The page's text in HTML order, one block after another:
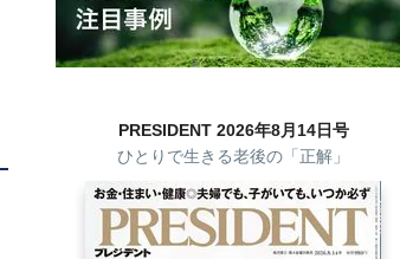
PRESIDENT 2026年8月14日号
ひとりで生きる老後の「正解」